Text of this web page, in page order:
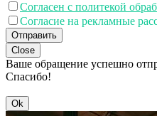
Согласен с политекой
Согласие на рекламные
Отправить
Close
Ваше обращение успешно
Спасибо!
Ok